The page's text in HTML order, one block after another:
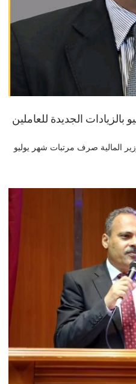
بالزيادات الجديدة للعاملين
المالية صرف مرتبات شهر يوليو